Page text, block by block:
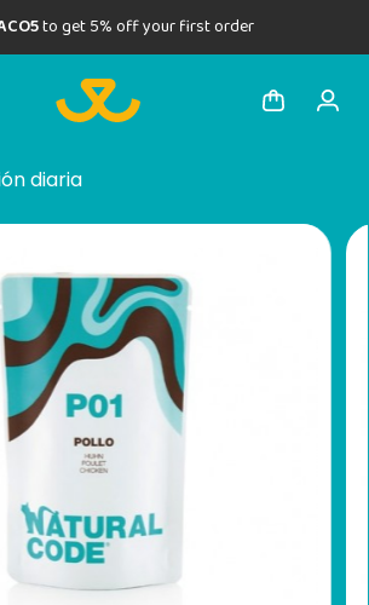
to get 5% off your first order
diaria